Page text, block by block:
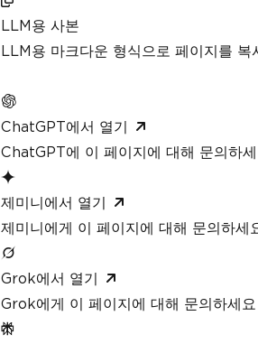
LLM용 사본
LLM용 마크다운 형식으로 페이지를 복
ChatGPT에서 열기
ChatGPT에 이 페이지에 대해 문의하
제미니에서 열기
제미니에게 이 페이지에 대해 문의하세
Grok에서 열기
Grok에게 이 페이지에 대해 문의하세요